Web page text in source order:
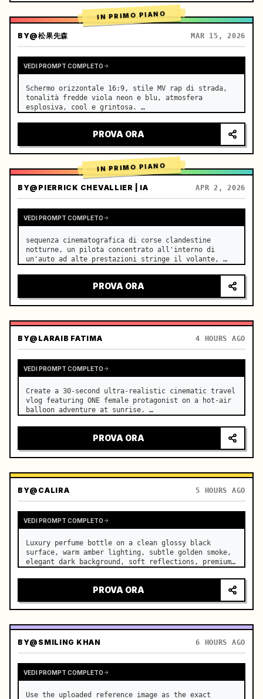
IN PRIMO PIANO
BY@松果先森 MAR 15, 2026
VEDI PROMPT COMPLETO
Schermo orizzontale 16:9, stile MV rap di strada,
tonalità fredde viola neon e blu, atmosfera
esplosiva, cool e grintosa. …
PROVA ORA
IN PRIMO PIANO
BY@PIERRICK CHEVALLIER | IA APR 2, 2026
VEDI PROMPT COMPLETO
sequenza cinematografica di corse clandestine
notturne, un pilota concentrato all'interno di
un'auto ad alte prestazioni stringe il volante,
dell'accelerazione improv…
PROVA ORA
BY@LARAIB FATIMA‎ 4 HOURS AGO
VEDI PROMPT COMPLETO
Create a 30-second ultra-realistic cinematic travel
vlog featuring ONE female protagonist on a hot-air
balloon adventure at sunrise. …
PROVA ORA
BY@CALIRA 5 HOURS AGO
VEDI PROMPT COMPLETO
Luxury perfume bottle on a clean glossy black
surface, warm amber lighting, subtle golden smoke,
elegant dark background, soft reflections, premium
camera push-in, photorealistic, 4K. …
PROVA ORA
BY@SMILING KHAN 6 HOURS AGO
VEDI PROMPT COMPLETO
Use the uploaded reference image as the exact